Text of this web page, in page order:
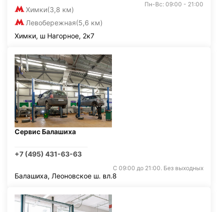
Химки(3,8 км)
Левобережная(5,6 км)
Пн-Вс: 09:00 - 21:00
Химки, ш Нагорное, 2к7
Сервис Балашиха
+7 (495) 431-63-63
С 09:00 до 21:00. Без выходных
Балашиха, Леоновское ш. вл.8